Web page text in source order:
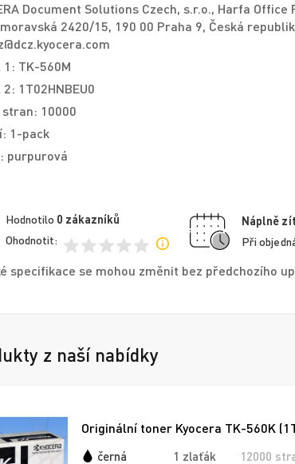
Document Solutions Czech, s.r.o., Harfa Office
2420/15, 190 00 Praha 9, Česká
1: TK-560M
2: 1T02HNBEU0
stran: 10000
1-pack
purpurová
Hodnotilo 0 zákazníků
Ohodnotit:
Náplně
Při
specifikace se mohou změnit bez předchozího
z naší nabídky
Originální toner Kyocera TK-560K
černá 1 zlaťák 12000